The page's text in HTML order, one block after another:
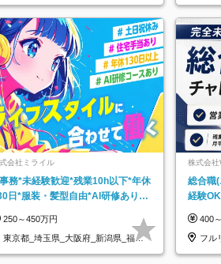
会社ミライル
務*未経験歓迎*残業10h以下*年休
日*服装・髪型自由*AI研修あり*
250～450万円
東京都_埼玉県_大阪府_新潟県_福岡
株式会社
総合職
経験
400
フル